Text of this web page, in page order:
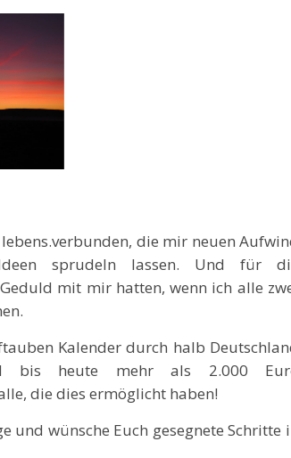
die mir neuen
sprudeln lassen. Und für
mit mir hatten, wenn ich alle
Kalender durch halb
bis heute mehr als 2.000
die dies ermöglicht haben!
und wünsche Euch gesegnete Schritte